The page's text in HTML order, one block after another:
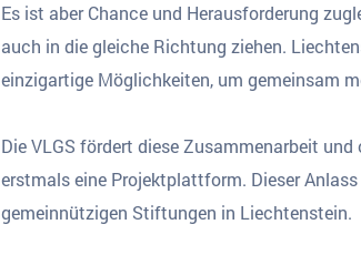
Es ist aber Chance und Herausforderung
auch in die gleiche Richtung ziehen.
einzigartige Möglichkeiten, um gemeinsam
Die VLGS fördert diese Zusammenarbeit
erstmals eine Projektplattform. Dieser
gemeinnützigen Stiftungen in Liechtenstein.